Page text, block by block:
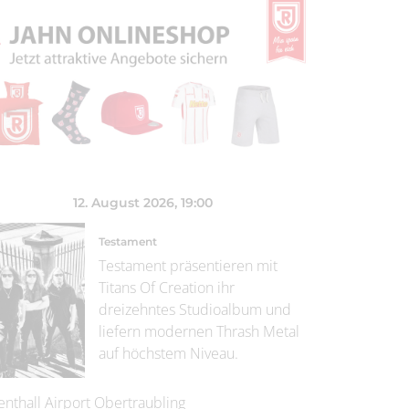
12. August 2026, 19:00
Testament
Testament präsentieren mit
Titans Of Creation ihr
dreizehntes Studioalbum und
liefern modernen Thrash Metal
auf höchstem Niveau.
Airport Obertraubling